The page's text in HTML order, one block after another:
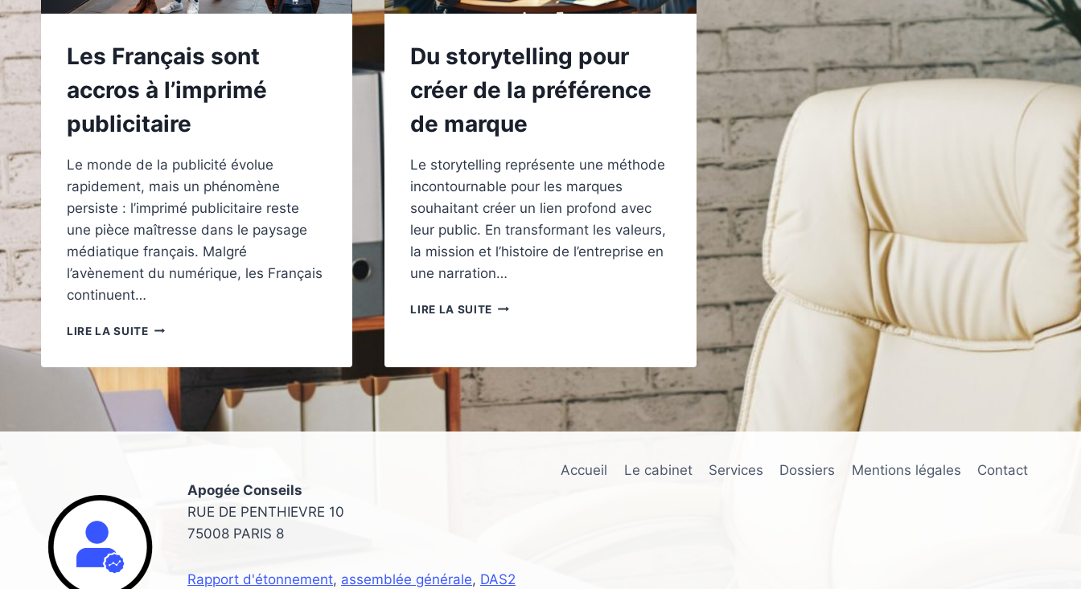
Les Français sont
accros à l’imprimé
publicitaire
Le monde de la publicité évolue
rapidement, mais un phénomène
persiste : l’imprimé publicitaire reste
une pièce maîtresse dans le paysage
médiatique français. Malgré
l’avènement du numérique, les Français
continuent…
LIRE LA SUITELES
À
L’IMPRIMÉ
PUBLICITAIRE
Du storytelling pour
créer de la préférence
de marque
Le storytelling représente une méthode
incontournable pour les marques
souhaitant créer un lien profond avec
leur public. En transformant les valeurs,
la mission et l’histoire de l’entreprise en
une narration…
LIRE LA SUITE DU
PRÉFÉRENCE
Apogée Conseils
RUE DE PENTHIEVRE 10
75008 PARIS 8
Rapport d'étonnement, assemblée générale, DAS2
Accueil Le cabinet Services Dossiers Mentions légales Contact